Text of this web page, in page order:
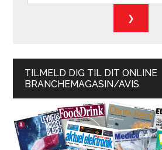
TILMELD DIG TIL DIT ONLINE
BRANCHEMAGASIN/AVIS